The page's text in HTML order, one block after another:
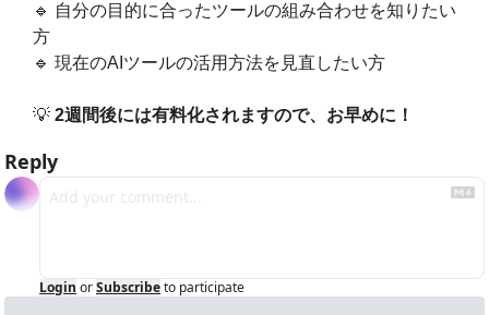
🔹 自分の目的に合ったツールの組み合わせを知りたい
方
🔹 現在のAIツールの活用方法を見直したい方
💡 2週間後には有料化されますので、お早めに！
Reply
Login orSubscribeto participate